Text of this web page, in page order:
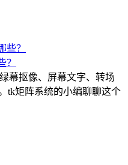
？
幕抠像、屏幕文字、转场
tk矩阵系统的小编聊聊这个